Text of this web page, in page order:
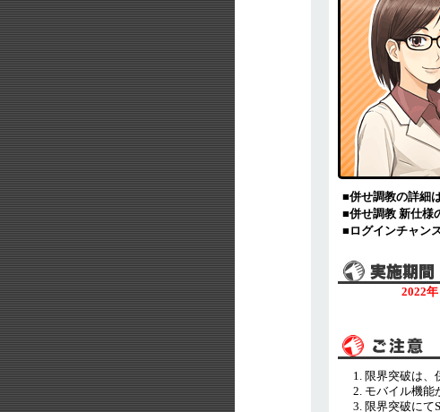
■併せ調教の詳細
■併せ調教 新仕様
■ログインチャン
2022年
限界突破は、
モバイル機能
限界突破にて